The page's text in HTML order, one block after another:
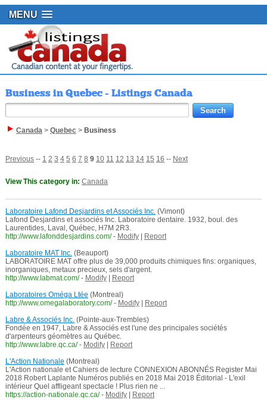
MENU
Business in Quebec - Listings Canada
Canada> Quebec> Business
Previous-- 1 2 3 4 5 6 7 8 9 10 11 12 13 14 15 16 -- Next
View This category in: Canada
Laboratoire Lafond Desjardins et Associés Inc.(Vimont)
Lafond Desjardins et associés Inc. Laboratoire dentaire. 1932, boul. des
Laurentides, Laval, Québec, H7M 2R3.
http://www.lafonddesjardins.com/ - Modify|
Report
Laboratoire MAT Inc.(Beauport)
LABORATOIRE MAT offre plus de 39,000 produits chimiques fins: organiques,
inorganiques, metaux precieux, sels d'argent.
http://www.labmat.com/ - Modify|
Report
Laboratoires Oméga Ltée (Montreal)
http://www.omegalaboratory.com/ - Modify|
Report
Labre & Associés Inc.(Pointe-aux-Trembles)
Fondée en 1947, Labre & Associés est l'une des principales sociétés
d'arpenteurs géomètres au Québec.
http://www.labre.qc.ca/ - Modify|
Report
L'Action Nationale (Montreal)
L'Action nationale et Cahiers de lecture CONNEXION ABONNÉS Register Mai
2018 Robert Laplante Numéros publiés en 2018 Mai 2018 Éditorial - L'exil
intérieur Quel affligeant spectacle ! Plus rien ne ...
https://action-nationale.qc.ca/ - Modify|
Report